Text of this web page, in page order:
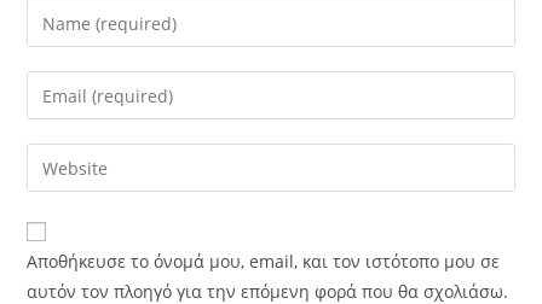
Enter
your
name
comment
Enter
your
email
address
comment
Enter
your
website
URL
(optional)
Αποθήκευσε το όνομά μου, email, και τον ιστότοπο μου σε
αυτόν τον πλοηγό για την επόμενη φορά που θα σχολιάσω.